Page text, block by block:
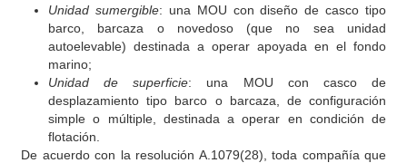
Unidad sumergible: una MOU con diseño de casco tipo
barco, barcaza o novedoso (que no sea unidad
autoelevable) destinada a operar apoyada en el fondo
marino;
Unidad de superficie: una MOU con casco de
desplazamiento tipo barco o barcaza, de configuración
simple o múltiple, destinada a operar en condición de
flotación.
De acuerdo con la resolución A.1079(28), toda compañía que